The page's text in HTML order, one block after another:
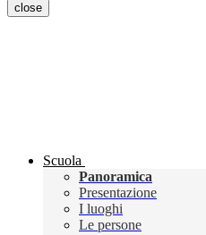
close
Scuola
Panoramica
Presentazione
I luoghi
Le persone